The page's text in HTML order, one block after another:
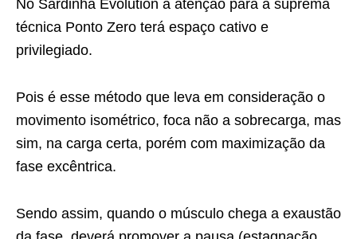
No Sardinha Evolution a atenção para a suprema
técnica Ponto Zero terá espaço cativo e
privilegiado.
Pois é esse método que leva em consideração o
movimento isométrico, foca não a sobrecarga, mas
sim, na carga certa, porém com maximização da
fase excêntrica.
Sendo assim, quando o músculo chega a exaustão